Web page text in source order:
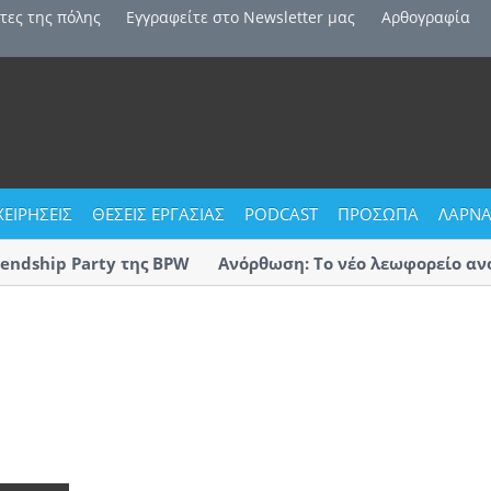
της πόλης Εγγραφείτε στο Newsletter μας Αρθογραφία
ΘΕΣΕΙΣ ΕΡΓΑΣΙΑΣ PODCAST ΠΡΟΣΩΠΑ
Party της BPW
Ανόρθωση: Το νέο λεωφορείο
τα παιδιά